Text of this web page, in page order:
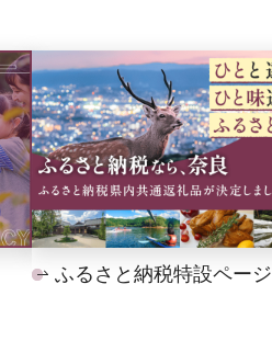
ふるさと納税特設ページ